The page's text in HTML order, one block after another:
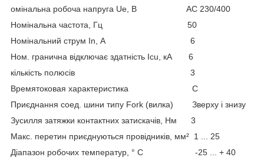
омінальна робоча напруга Ue, В АС 230/400
Номінальна частота, Гц 50
Номінальний струм In, А 6
Ном. гранична відключає здатність Icu, кА 6
кількість полюсів 3
Времятоковая характеристика C
Приєднання соед. шини типу Fork (вилка) Зверху і знизу
Зусилля затяжки контактних затискачів, Нм 3
Макс. перетин приєднуються провідників, мм² 1 ... 25
Діапазон робочих температур, ° С -25 ... + 40